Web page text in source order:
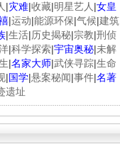
|灾难|收藏|明星艺人 |女皇
|运动|能源环保|气候|建筑
|生活|历史揭秘|宗教|刑侦
|科学探索|宇宙奥秘|未解
|名家大师|武侠寻踪|生命
|国学|悬案秘闻|事件|名著
遗址